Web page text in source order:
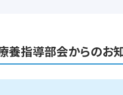
養指導部会からのお